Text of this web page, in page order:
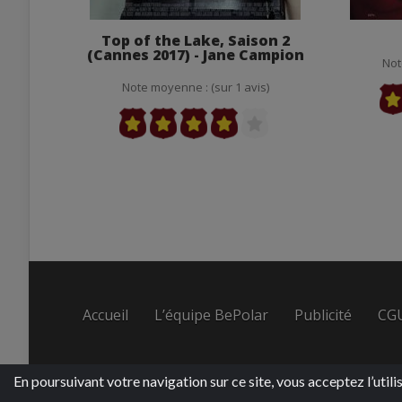
En poursuivant votre navigation sur ce site, vous acceptez
Top of the Lake, Saison 2
(Cannes 2017) - Jane Campion
Note moyenne : (sur 1 avis)
Accueil L’équipe BePolar Publicité